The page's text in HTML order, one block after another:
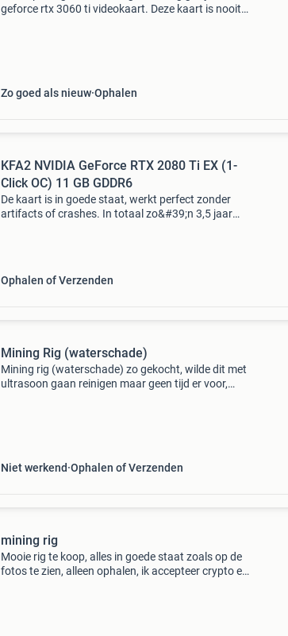
geforce rtx 3060 ti videokaart. Deze kaart is nooit
Zo goed als nieuw Ophalen
KFA2 NVIDIA GeForce RTX 2080 Ti EX (1-
Click OC) 11 GB GDDR6
De kaart is in goede staat, werkt perfect zonder
artifacts of crashes. In totaal zo&#39;n 3,5 jaar
Ophalen of Verzenden
Mining Rig (waterschade)
Mining rig (waterschade) zo gekocht, wilde dit met
ultrasoon gaan reinigen maar geen tijd er voor,
Niet werkend Ophalen of Verzenden
mining rig
Mooie rig te koop, alles in goede staat zoals op de
fotos te zien, alleen ophalen, ik accepteer crypto en